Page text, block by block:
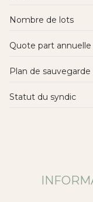
Nombre de lots
Quote part
Plan de sauvegarde
Statut du syndic